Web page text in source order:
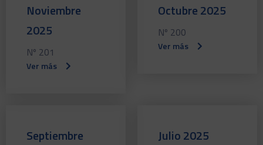
Noviembre
2025
Nº 201
Ver más
Octubre 2025
Nº 200
Ver más
Septiembre
Julio 2025